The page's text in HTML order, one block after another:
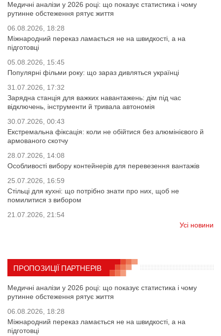
Медичні аналізи у 2026 році: що показує статистика і чому
рутинне обстеження рятує життя
06.08.2026, 18:28
Міжнародний переказ ламається не на швидкості, а на
підготовці
05.08.2026, 15:45
Популярні фільми року: що зараз дивляться українці
31.07.2026, 17:32
Зарядна станція для важких навантажень: дім під час
відключень, інструменти й тривала автономія
30.07.2026, 00:43
Екстремальна фіксація: коли не обійтися без алюмінієвого й
армованого скотчу
28.07.2026, 14:08
Особливості вибору контейнерів для перевезення вантажів
25.07.2026, 16:59
Стільці для кухні: що потрібно знати про них, щоб не
помилитися з вибором
21.07.2026, 21:54
Усі новини
ПРОПОЗИЦІЇ ПАРТНЕРІВ
Медичні аналізи у 2026 році: що показує статистика і чому
рутинне обстеження рятує життя
06.08.2026, 18:28
Міжнародний переказ ламається не на швидкості, а на
підготовці